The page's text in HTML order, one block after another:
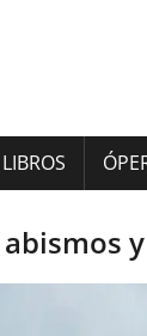
LIBROS